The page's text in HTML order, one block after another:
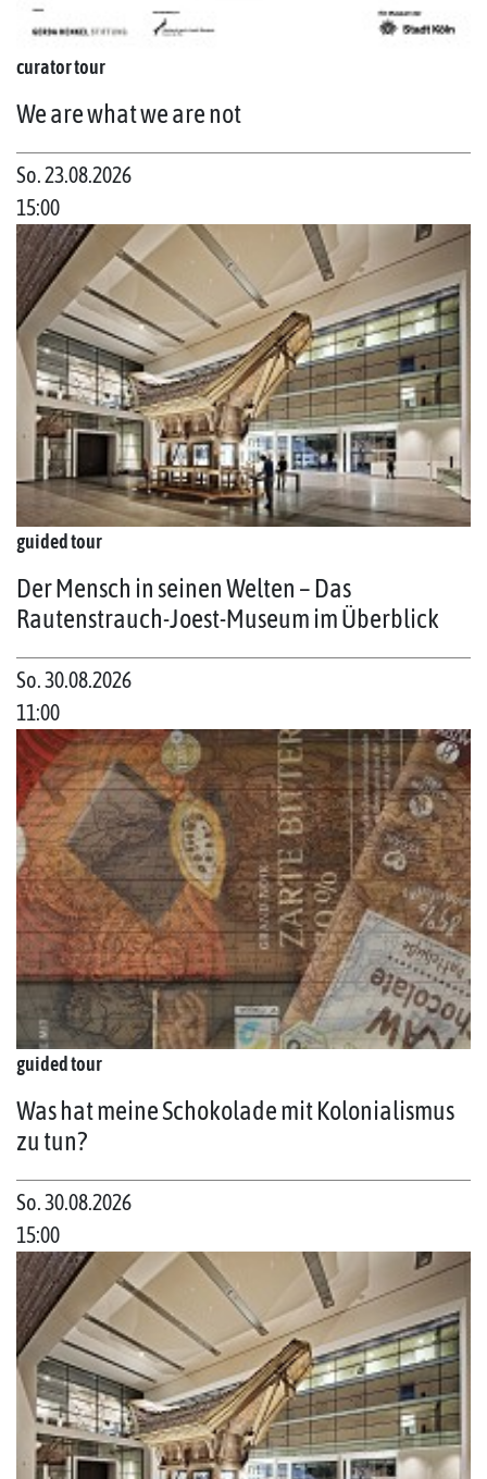
curator tour
We are what we are not
So. 23.08.2026
15:00
guided tour
Der Mensch in seinen Welten – Das
Rautenstrauch-Joest-Museum im Überblick
So. 30.08.2026
11:00
guided tour
Was hat meine Schokolade mit Kolonialismus
zu tun?
So. 30.08.2026
15:00